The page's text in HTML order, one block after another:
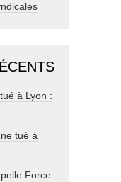
à Lyon :
tué à
Force